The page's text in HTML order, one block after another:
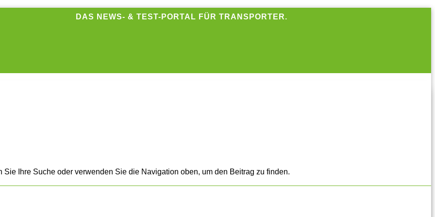
DAS NEWS- & TEST-PORTAL FÜR TRANSPORTER.
Ihre Suche oder verwenden Sie die Navigation oben, um den Beitrag zu finden.